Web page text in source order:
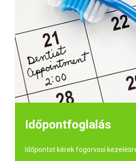
Időpontfoglalás
Időpontot kérek fogorvosi